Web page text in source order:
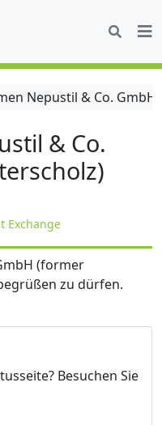
Nepustil & Co.
& Co.
Exchange
(former
zu dürfen.
Besuchen Sie